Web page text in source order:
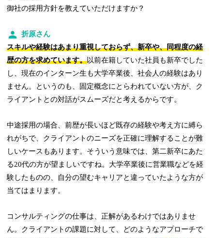
御社の採用方針を教えていただけますか？
折原さん
スキルや経験はあまり重視しておらず、新卒や、同程度の経
歴の方を求めています。以前在籍していた社員も新卒でした
し、現在のインターン生も大学卒業後、社会人の経験はあり
ません。というのも、固定概念にとらわれていない方が、ク
ライアントとの対話がスムーズだと考えるからです。
中途採用の場合、前歴が長いほど既存の経験や考え方に縛ら
れがちで、クライアントのニーズを正確に理解することが難
しいケースもあります。そういう意味では、第二新卒にあた
る20代の方が望ましいですね。大学卒業後に営業職などを経
験したものの、自分の望むキャリアと違っていたような方が
当てはまります。
コンサルティングの仕事は、正解があるわけではありませ
ん。クライアントの課題に対して、どのようなアプローチで